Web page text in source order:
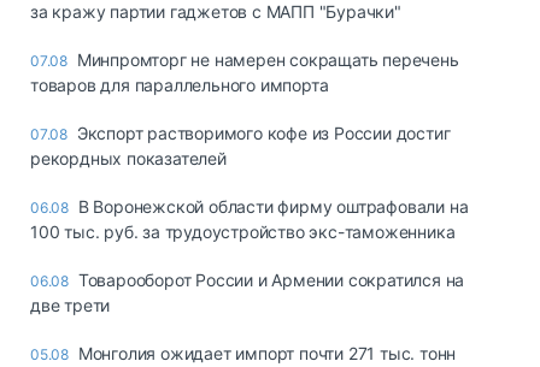
за кражу партии гаджетов с МАПП "Бурачки"
07.08 Минпромторг не намерен сокращать перечень
товаров для параллельного импорта
07.08 Экспорт растворимого кофе из России достиг
рекордных показателей
06.08 В Воронежской области фирму оштрафовали на
100 тыс. руб. за трудоустройство экс-таможенника
06.08 Товарооборот России и Армении сократился на
две трети
05.08 Монголия ожидает импорт почти 271 тыс. тонн